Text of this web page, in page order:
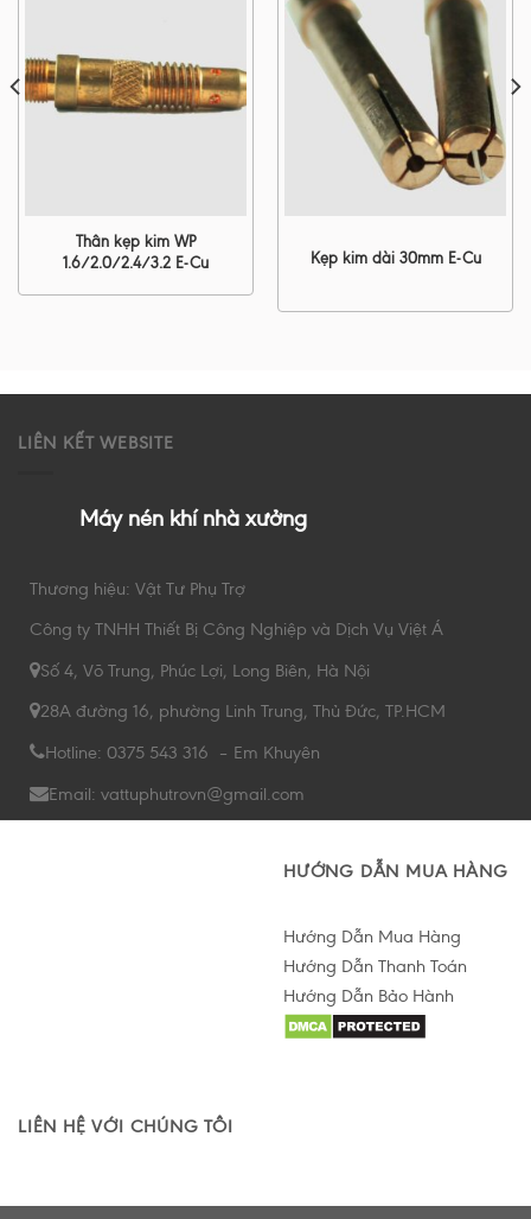
Thân kẹp kim WP
1.6/2.0/2.4/3.2 E-Cu
Kẹp kim dài 30mm E-Cu
LIÊN KẾT WEBSITE
Máy nén khí nhà xưởng
Thương hiệu: Vật Tư Phụ Trợ
Công ty TNHH Thiết Bị Công Nghiệp và Dịch Vụ Việt Á
Số 4, Võ Trung, Phúc Lợi, Long Biên, Hà Nội
28A đường 16, phường Linh Trung, Thủ Đức, TP.HCM
Hotline: 0375 543 316 – Em Khuyên
Email: vattuphutrovn@gmail.com
HƯỚNG DẪN MUA HÀNG
Hướng Dẫn Mua Hàng
Hướng Dẫn Thanh Toán
Hướng Dẫn Bảo Hành
LIÊN HỆ VỚI CHÚNG TÔI